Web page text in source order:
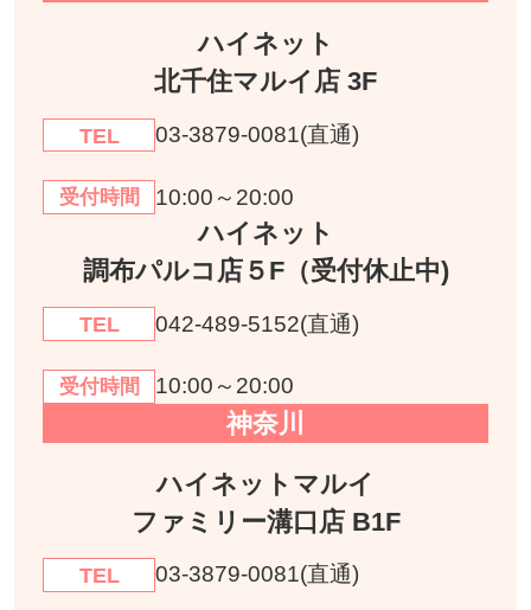
ハイネット
北千住マルイ店 3F
TEL 03-3879-0081(直通)
受付時間 10:00～20:00
ハイネット
調布パルコ店５F（受付休止中)
TEL 042-489-5152(直通)
受付時間 10:00～20:00
神奈川
ハイネットマルイ
ファミリー溝口店 B1F
TEL 03-3879-0081(直通)